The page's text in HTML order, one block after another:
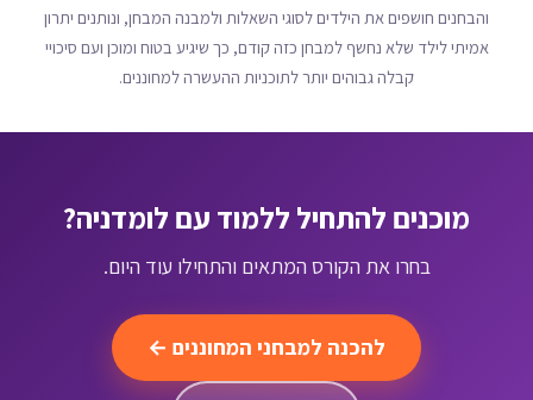
והבחנים חושפים את הילדים לסוגי השאלות ולמבנה המבחן, ונותנים יתרון
אמיתי לילד שלא נחשף למבחן כזה קודם, כך שיגיע בטוח ומוכן ועם סיכויי
קבלה גבוהים יותר לתוכניות ההעשרה למחוננים.
מוכנים להתחיל ללמוד עם לומדניה?
בחרו את הקורס המתאים והתחילו עוד היום.
להכנה למבחני המחוננים ←